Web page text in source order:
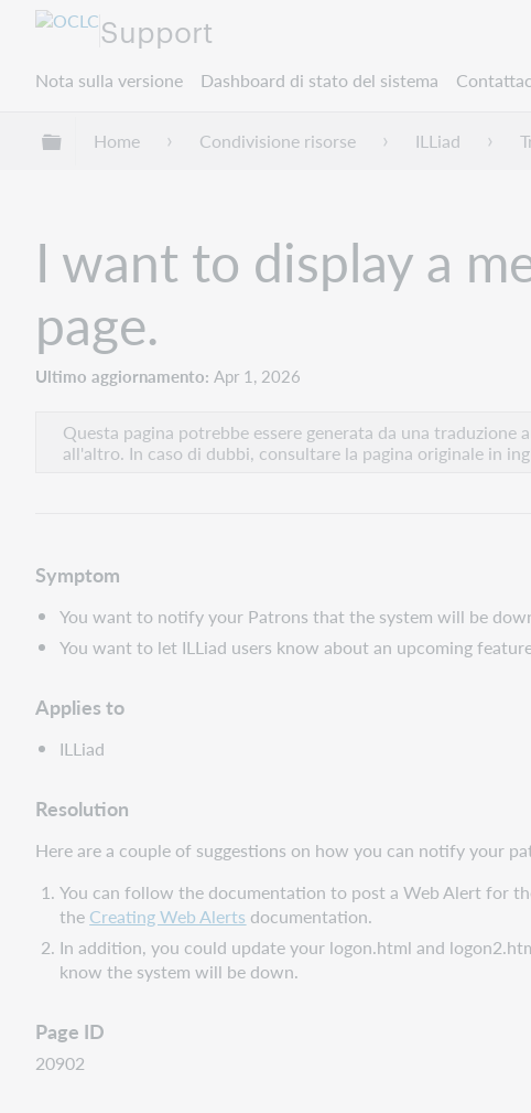
Support
Nota sulla versione Dashboard di stato del sistema
Espandi/comprimi la gerarchia globale
Home Condivisione risorse ILLiad
I want to display a
page.
Ultimo aggiornamento Apr 1, 2026
Questa pagina potrebbe essere generata da una
all'altro. In caso di dubbi, consultare la pagina originale in
Symptom
You want to notify your Patrons that the system will be
You want to let ILLiad users know about an upcoming
Applies to
ILLiad
Resolution
Here are a couple of suggestions on how you can notify your
You can follow the documentation to post a Web Alert for
the Creating Web Alerts documentation.
In addition, you could update your logon.html and
know the system will be down.
Page ID
20902